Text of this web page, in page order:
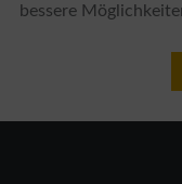
bessere